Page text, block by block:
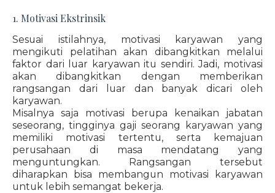
1. Motivasi Ekstrinsik
Sesuai istilahnya, motivasi karyawan yang
mengikuti pelatihan akan dibangkitkan melalui
faktor dari luar karyawan itu sendiri. Jadi, motivasi
akan dibangkitkan dengan memberikan
rangsangan dari luar dan banyak dicari oleh
karyawan.
Misalnya saja motivasi berupa kenaikan jabatan
seseorang, tingginya gaji seorang karyawan yang
memiliki motivasi tertentu, serta kemajuan
perusahaan di masa mendatang yang
menguntungkan. Rangsangan tersebut
diharapkan bisa membangun motivasi karyawan
untuk lebih semangat bekerja.